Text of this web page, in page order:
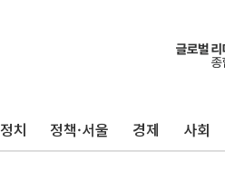
정치 정책·서울 경제 사회